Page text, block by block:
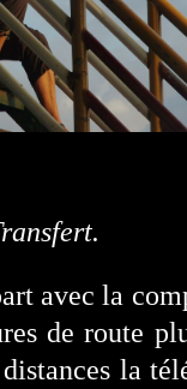
avec la
de route
la